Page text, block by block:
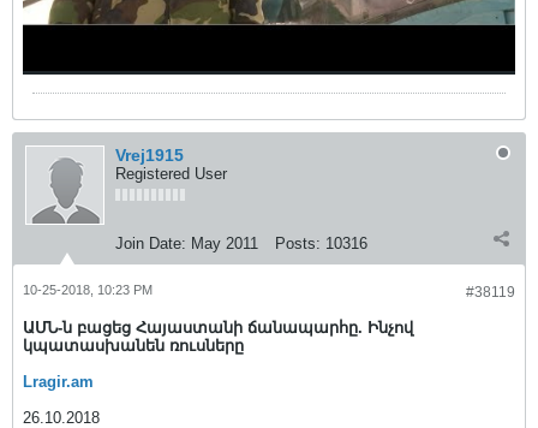
Vrej1915
Registered User
Join Date: May 2011 Posts: 10316
#38119
10-25-2018, 10:23 PM
ԱՄՆ-ն բացեց Հայաստանի ճանապարհը. Ինչով
կպատասխանեն ռուսները
Lragir.am
26.10.2018